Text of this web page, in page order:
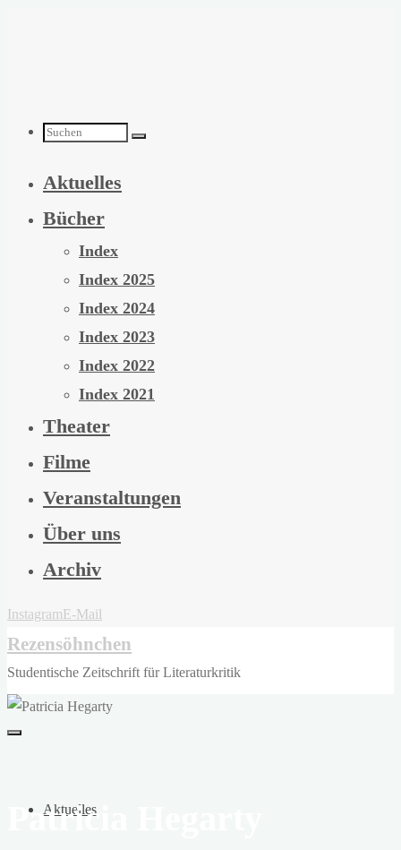
Suchen
nach:
Aktuelles
Bücher
Index
Index 2025
Index 2024
Index 2023
Index 2022
Index 2021
Theater
Filme
Veranstaltungen
Über uns
Archiv
InstagramE-Mail
Rezensöhnchen
Studentische Zeitschrift für Literaturkritik
Aktuelles
Patricia Hegarty